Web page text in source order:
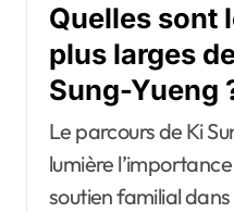
Quelles sont
plus larges
Sung-Yueng
Le parcours de Ki
lumière
soutien familial